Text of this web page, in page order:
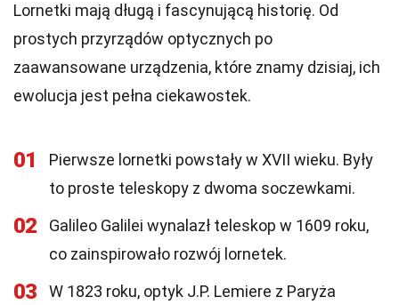
Lornetki mają długą i fascynującą historię. Od
prostych przyrządów optycznych po
zaawansowane urządzenia, które znamy dzisiaj, ich
ewolucja jest pełna ciekawostek.
01
Pierwsze lornetki powstały w XVII wieku. Były
to proste teleskopy z dwoma soczewkami.
02
Galileo Galilei wynalazł teleskop w 1609 roku,
co zainspirowało rozwój lornetek.
03
W 1823 roku, optyk J.P. Lemiere z Paryża